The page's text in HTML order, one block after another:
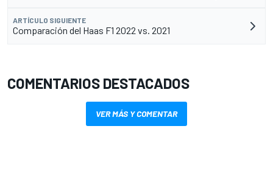
ARTÍCULO SIGUIENTE
Comparación del Haas F1 2022 vs. 2021
COMENTARIOS DESTACADOS
VER MÁS Y COMENTAR